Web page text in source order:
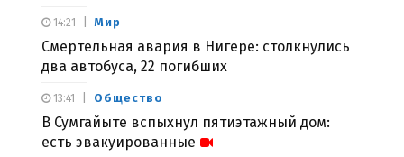
Мир
Смертельная авария в Нигере: столкнулись
два автобуса, 22 погибших
14:21
Общество
В Сумгайыте вспыхнул пятиэтажный дом:
есть эвакуированные
13:41